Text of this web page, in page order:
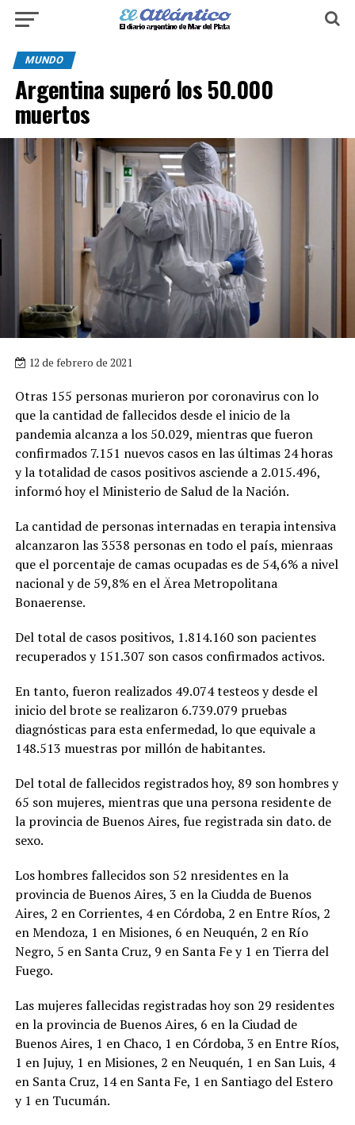
MUNDO
Argentina superó los 50.000
muertos
12 de febrero de 2021
Otras 155 personas murieron por coronavirus con lo
que la cantidad de fallecidos desde el inicio de la
pandemia alcanza a los 50.029, mientras que fueron
confirmados 7.151 nuevos casos en las últimas 24 horas
y la totalidad de casos positivos asciende a 2.015.496,
informó hoy el Ministerio de Salud de la Nación.
La cantidad de personas internadas en terapia intensiva
alcanzaron las 3538 personas en todo el país, mienraas
que el porcentaje de camas ocupadas es de 54,6% a nivel
nacional y de 59,8% en el Ärea Metropolitana
Bonaerense.
Del total de casos positivos, 1.814.160 son pacientes
recuperados y 151.307 son casos confirmados activos.
En tanto, fueron realizados 49.074 testeos y desde el
inicio del brote se realizaron 6.739.079 pruebas
diagnósticas para esta enfermedad, lo que equivale a
148.513 muestras por millón de habitantes.
Del total de fallecidos registrados hoy, 89 son hombres y
65 son mujeres, mientras que una persona residente de
la provincia de Buenos Aires, fue registrada sin dato. de
sexo.
Los hombres fallecidos son 52 nresidentes en la
provincia de Buenos Aires, 3 en la Ciudda de Buenos
Aires, 2 en Corrientes, 4 en Córdoba, 2 en Entre Ríos, 2
en Mendoza, 1 en Misiones, 6 en Neuquén, 2 en Río
Negro, 5 en Santa Cruz, 9 en Santa Fe y 1 en Tierra del
Fuego.
Las mujeres fallecidas registradas hoy son 29 residentes
en la provincia de Buenos Aires, 6 en la Ciudad de
Buenos Aires, 1 en Chaco, 1 en Córdoba, 3 en Entre Ríos,
1 en Jujuy, 1 en Misiones, 2 en Neuquén, 1 en San Luis, 4
en Santa Cruz, 14 en Santa Fe, 1 en Santiago del Estero
y 1 en Tucumán.